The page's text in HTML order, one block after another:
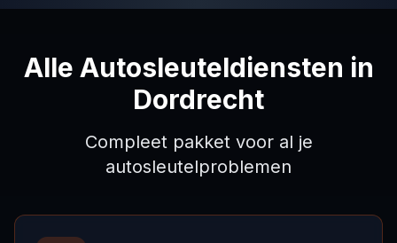
Alle Autosleuteldiensten in
Dordrecht
Compleet pakket voor al je
autosleutelproblemen